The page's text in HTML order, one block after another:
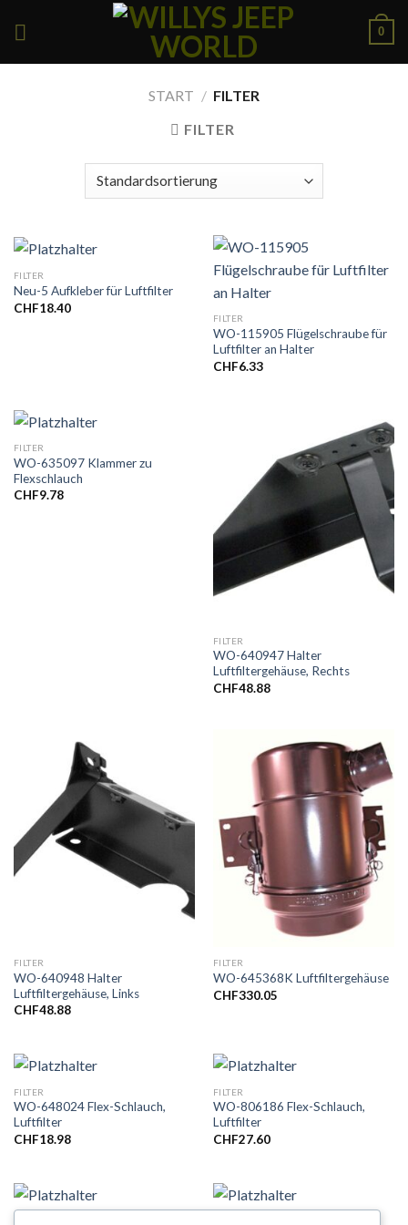
0
START / FILTER
FILTER
FILTER
Neu-5 Aufkleber für Luftfilter
CHF18.40
FILTER
WO-115905 Flügelschraube für
Luftfilter an Halter
CHF6.33
FILTER
WO-635097 Klammer zu
Flexschlauch
CHF9.78
FILTER
WO-640947 Halter
Luftfiltergehäuse, Rechts
CHF48.88
FILTER
WO-640948 Halter
Luftfiltergehäuse, Links
CHF48.88
FILTER
WO-645368K Luftfiltergehäuse
CHF330.05
FILTER
WO-648024 Flex-Schlauch,
Luftfilter
CHF18.98
FILTER
WO-806186 Flex-Schlauch,
Luftfilter
CHF27.60